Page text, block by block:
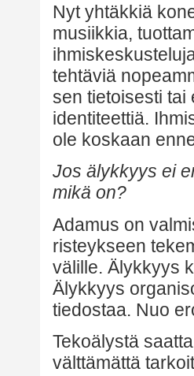
Nyt yhtäkkiä
musiikkia,
tehtäviä
sen tietoisesti tai
identiteettiä.
ole koskaan
Jos älykkyys ei
mikä on?
Adamus on
risteykseen
välille. Älykkyys
Älykkyys
tiedostaa. Nuo
Tekoälystä
välttämättä